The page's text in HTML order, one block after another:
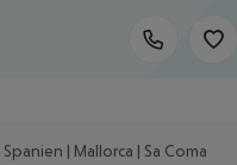
Spanien | Mallorca | Sa Coma